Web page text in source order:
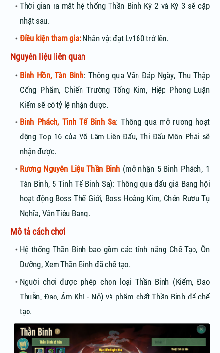
Thời gian ra mắt hệ thống Thần Binh Kỳ 2 và Kỳ 3 sẽ cập
nhật sau.
Điều kiện tham gia: Nhân vật đạt Lv160 trở lên.
Nguyên liệu liên quan
Binh Hồn, Tàn Binh: Thông qua Vấn Đáp Ngày, Thu Thập
Cống Phẩm, Chiến Trường Tống Kim, Hiệp Phong Luận
Kiếm sẽ có tỷ lệ nhận được.
Binh Phách, Tinh Tế Binh Sa: Thông qua mở rương hoạt
động Top 16 của Võ Lâm Liên Đấu, Thi Đấu Môn Phái sẽ
nhận được.
Rương Nguyên Liệu Thần Binh (mở nhận 5 Binh Phách, 1
Tàn Binh, 5 Tinh Tế Binh Sa): Thông qua đấu giá Bang hội
hoạt động Boss Thế Giới, Boss Hoàng Kim, Chén Rượu Tụ
Nghĩa, Vận Tiêu Bang.
Mô tả cách chơi
Hệ thống Thần Binh bao gồm các tính năng Chế Tạo, Ôn
Dưỡng, Xem Thần Binh đã chế tạo.
Người chơi được phép chọn loại Thần Binh (Kiếm, Đao
Thuẫn, Đao, Ám Khí - Nỏ) và phẩm chất Thần Binh để chế
tạo.